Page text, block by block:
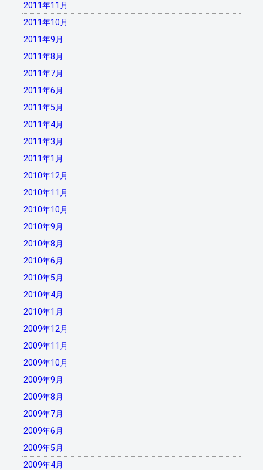
2011年11月
2011年10月
2011年9月
2011年8月
2011年7月
2011年6月
2011年5月
2011年4月
2011年3月
2011年1月
2010年12月
2010年11月
2010年10月
2010年9月
2010年8月
2010年6月
2010年5月
2010年4月
2010年1月
2009年12月
2009年11月
2009年10月
2009年9月
2009年8月
2009年7月
2009年6月
2009年5月
2009年4月